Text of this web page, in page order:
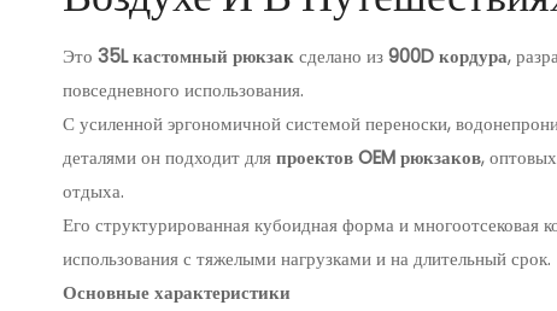
Это35L кастомный рюкзаксделано из900D кордура,
повседневного использования.
С усиленной эргономичной системой переноски,
деталями он подходит дляпроектов OEM рюкзаков,
отдыха.
Его структурированная кубоидная форма и
использования с тяжелыми нагрузками и на длительный срок.
Основные характеристики